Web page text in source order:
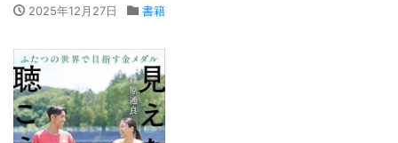
2025年12月27日 書籍